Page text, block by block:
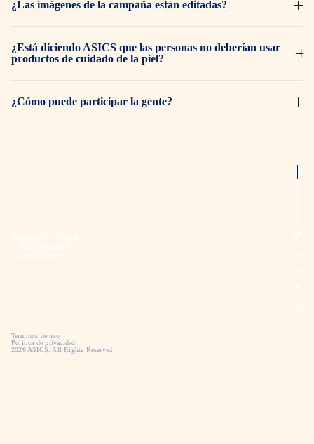
¿Las imágenes de la campaña están editadas?
¿Está diciendo ASICS que las personas no deberían usar
productos de cuidado de la piel?
¿Cómo puede participar la gente?
Terminos de uso
Politica de privacidad
2026 ASICS. All Rights Reserved